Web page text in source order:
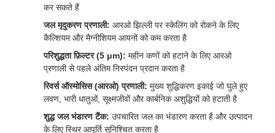
कर सकते हैं
जल मृदुकरण प्रणाली: आरओ झिल्ली पर स्केलिंग को रोकने के लिए
कैल्शियम और मैग्नीशियम आयनों को कम करता है
परिशुद्धता फ़िल्टर (5 μm): महीन कणों को हटाने के लिए आरओ
प्रणाली से पहले अंतिम निस्पंदन प्रदान करता है
रिवर्स ऑस्मोसिस (आरओ) प्रणाली: मुख्य शुद्धिकरण इकाई जो घुले हुए
लवण, भारी धातुओं, सूक्ष्मजीवों और कार्बनिक अशुद्धियों को हटाती है
शुद्ध जल भंडारण टैंक: उपचारित जल का भंडारण करता है और उत्पादन
के लिए स्थिर आपूर्ति सुनिश्चित करता है